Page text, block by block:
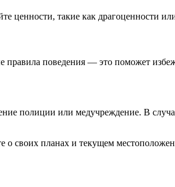
ценности, такие как драгоценности
правила поведения — это поможет
полиции или медучреждение. В
о своих планах и текущем